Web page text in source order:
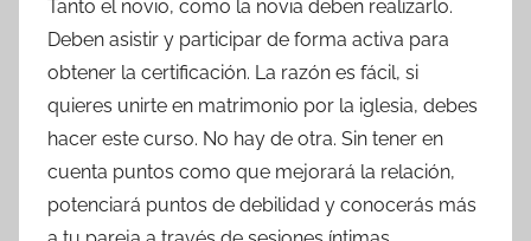
Tanto el novio, como la novia deben realizarlo.
Deben asistir y participar de forma activa para
obtener la certificación. La razón es fácil, si
quieres unirte en matrimonio por la iglesia, debes
hacer este curso. No hay de otra. Sin tener en
cuenta puntos como que mejorará la relación,
potenciará puntos de debilidad y conocerás más